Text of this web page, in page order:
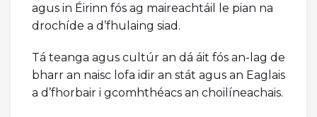
agus in Éirinn fós ag maireachtáil le pian na
drochíde a d’fhulaing siad.
Tá teanga agus cultúr an dá áit fós an-lag de
bharr an naisc lofa idir an stát agus an Eaglais
a d’fhorbair i gcomhthéacs an choilíneachais.